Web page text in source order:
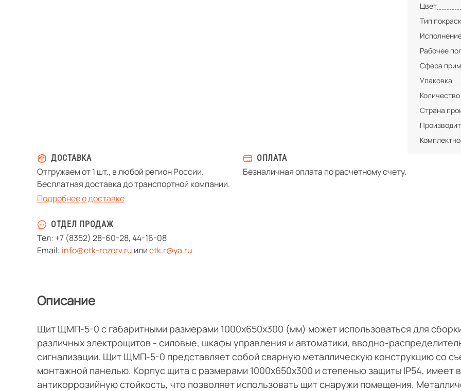
Цвет
Тип
Рабочее
Сфера
Упаковка
Страна
ДОСТАВКА
Отгружаем от 1 шт., в любой регион России.
Бесплатная доставка до транспортной компании.
Подробнее о доставке
ОПЛАТА
Безналичная оплата по расчетному счету.
ОТДЕЛ ПРОДАЖ
Тел: +7 (8352) 28-60-28,44-16-08
Email: info@etk-rezerv.ru илиetk.r@ya.ru
Описание
Щит ЩМП-5-0 с габаритными размерами 1000х650х300 (мм) может использоваться для
различных электрощитов - силовые, шкафы управления и автоматики, вводно-
сигнализации. Щит ЩМП-5-0 представляет собой сварную металлическую конструкцию со
монтажной панелью. Корпус щита с размерами 1000х650х300 и степенью защиты IP54, имеет
антикоррозийную стойкость, что позволяет использовать щит снаружи помещения.